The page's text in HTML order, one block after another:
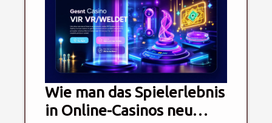
Wie man das Spielerlebnis
in Online-Casinos neu